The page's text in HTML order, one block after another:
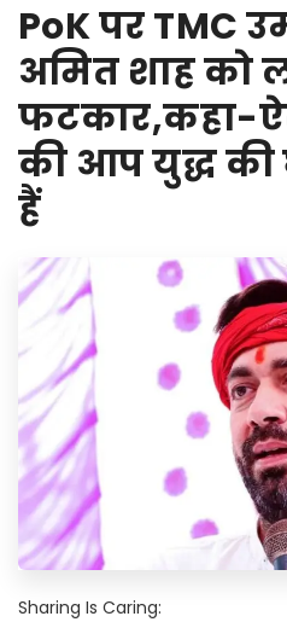
PoK पर TMC
अमित शाह को
फटकार,कहा-
की आप युद्ध की
हैं
Sharing Is Caring: